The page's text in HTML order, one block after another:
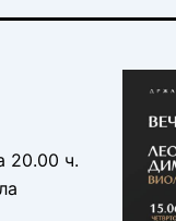
20.00 ч.